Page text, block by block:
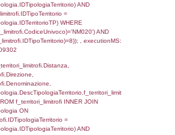
=
AND
SELECT f_territori_limitrofi.Distanza,